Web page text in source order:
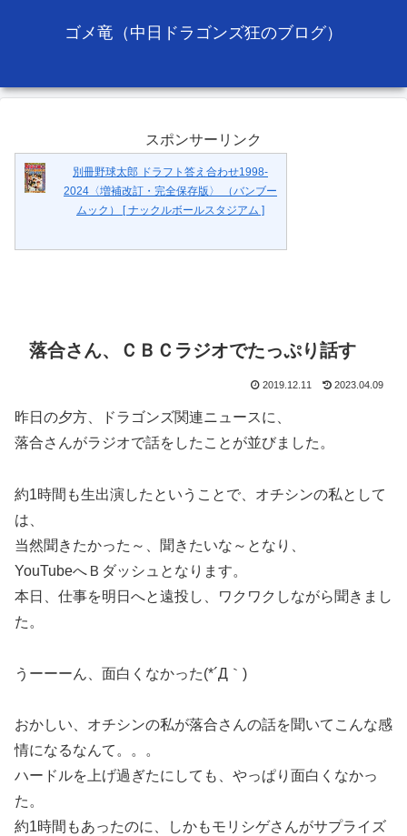
ゴメ竜（中日ドラゴンズ狂のブログ）
スポンサーリンク
別冊野球太郎 ドラフト答え合わせ1998-
2024〈増補改訂・完全保存版〉 （バンブー
ムック） [ ナックルボールスタジアム ]
落合さん、ＣＢＣラジオでたっぷり話す
2019.12.11 2023.04.09
昨日の夕方、ドラゴンズ関連ニュースに、
落合さんがラジオで話をしたことが並びました。
約1時間も生出演したということで、オチシンの私として
は、
当然聞きたかった～、聞きたいな～となり、
YouTubeへＢダッシュとなります。
本日、仕事を明日へと遠投し、ワクワクしながら聞きまし
た。
うーーーん、面白くなかった(*´Д｀)
おかしい、オチシンの私が落合さんの話を聞いてこんな感
情になるなんて。。。
ハードルを上げ過ぎたにしても、やっぱり面白くなかっ
た。
約1時間もあったのに、しかもモリシゲさんがサプライズ